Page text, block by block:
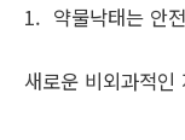
1. 약물낙태는 안
새로운 비외과적인